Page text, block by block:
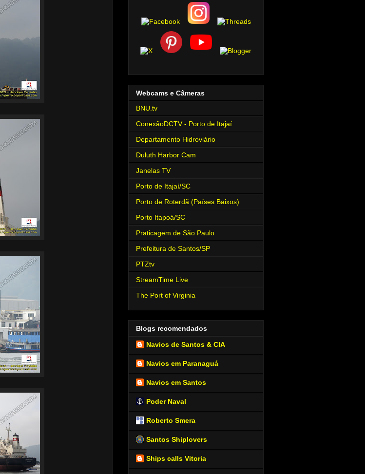
Webcams e Câmeras
BNU.tv
ConexãoDCTV - Porto de Itajaí
Departamento Hidroviário
Duluth Harbor Cam
Janelas TV
Porto de Itajaí/SC
Porto de Roterdã (Países Baixos)
Porto Itapoá/SC
Praticagem de São Paulo
Prefeitura de Santos/SP
PTZtv
StreamTime Live
The Port of Virginia
Blogs recomendados
Navios de Santos & CIA
Navios em Paranaguá
Navios em Santos
Poder Naval
Roberto Smera
Santos Shiplovers
Ships calls Vitoria